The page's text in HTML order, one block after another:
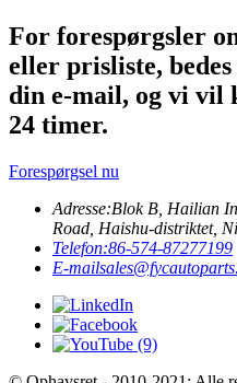
For forespørgsler
eller prisliste,
din e-mail, og vi vil
24 timer.
Forespørgsel nu
Adresse:Blok B, Hailian
Road, Haishu-distriktet,
Telefon:86-574-87277199
E-mail